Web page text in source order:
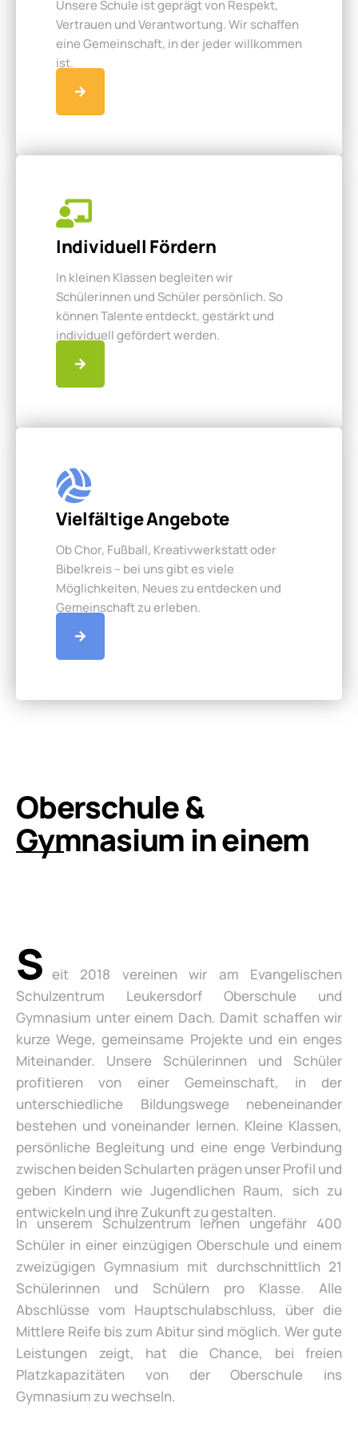
Unsere Schule ist geprägt von Respekt,
Vertrauen und Verantwortung. Wir schaffen
eine Gemeinschaft, in der jeder willkommen
ist.
Individuell Fördern
In kleinen Klassen begleiten wir
Schülerinnen und Schüler persönlich. So
können Talente entdeckt, gestärkt und
individuell gefördert werden.
Vielfältige Angebote
Ob Chor, Fußball, Kreativwerkstatt oder
Bibelkreis – bei uns gibt es viele
Möglichkeiten, Neues zu entdecken und
Gemeinschaft zu erleben.
Oberschule &
Gymnasium in einem
S eit 2018 vereinen wir am Evangelischen
Schulzentrum Leukersdorf Oberschule und
Gymnasium unter einem Dach. Damit schaffen wir
kurze Wege, gemeinsame Projekte und ein enges
Miteinander. Unsere Schülerinnen und Schüler
profitieren von einer Gemeinschaft, in der
unterschiedliche Bildungswege nebeneinander
bestehen und voneinander lernen. Kleine Klassen,
persönliche Begleitung und eine enge Verbindung
zwischen beiden Schularten prägen unser Profil und
geben Kindern wie Jugendlichen Raum, sich zu
entwickeln und ihre Zukunft zu gestalten.
In unserem Schulzentrum lernen ungefähr 400
Schüler in einer einzügigen Oberschule und einem
zweizügigen Gymnasium mit durchschnittlich 21
Schülerinnen und Schülern pro Klasse. Alle
Abschlüsse vom Hauptschulabschluss, über die
Mittlere Reife bis zum Abitur sind möglich. Wer gute
Leistungen zeigt, hat die Chance, bei freien
Platzkapazitäten von der Oberschule ins
Gymnasium zu wechseln.